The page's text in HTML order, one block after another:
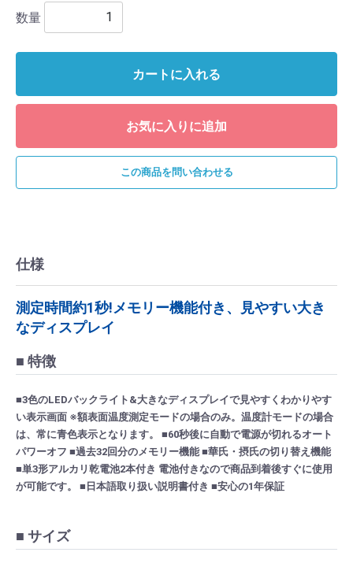
数量
カートに入れる
お気に入りに追加
この商品を問い合わせる
仕様
測定時間約1秒!メモリー機能付き、見やすい大き
なディスプレイ
■ 特徴
■3色のLEDバックライト&大きなディスプレイで見やすくわかりやす
い表示画面 ※額表面温度測定モードの場合のみ。温度計モードの場合
は、常に青色表示となります。 ■60秒後に自動で電源が切れるオート
パワーオフ ■過去32回分のメモリー機能 ■華氏・摂氏の切り替え機能
■単3形アルカリ乾電池2本付き 電池付きなので商品到着後すぐに使用
が可能です。 ■日本語取り扱い説明書付き ■安心の1年保証
■ サイズ